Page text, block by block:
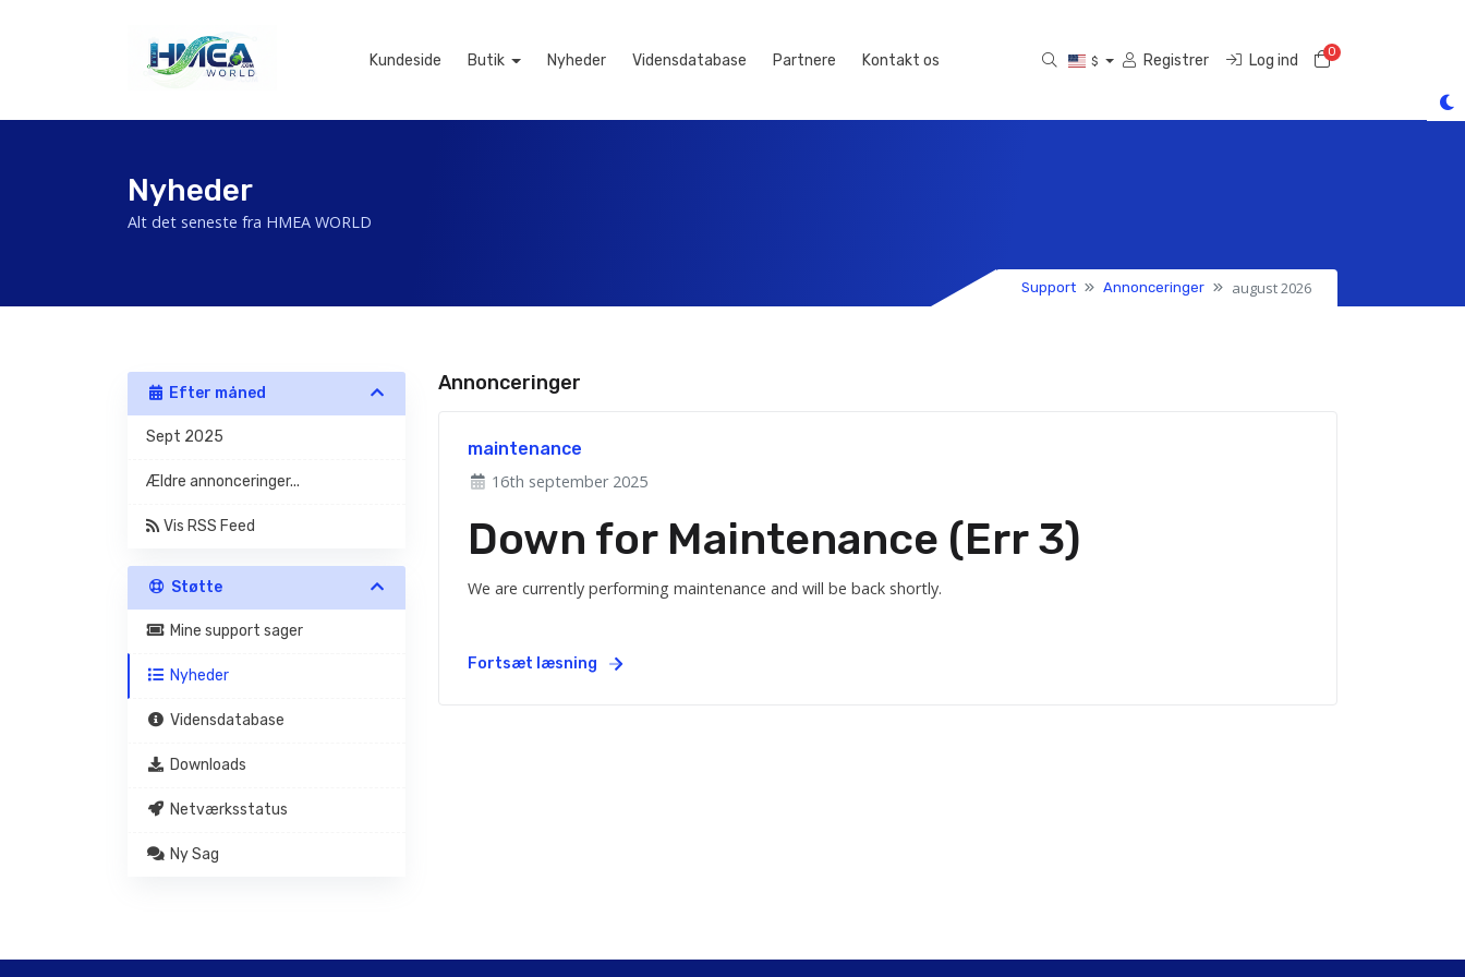
Kundeside Butik Nyheder Vidensdatabase Partnere Kontakt os $ Registrer Log ind 0Bestillingskurv
Nyheder
Alt det seneste fra HMEA WORLD
Support Annonceringer august 2026
Efter måned
Sept 2025
Ældre annonceringer...
Vis RSS Feed
Støtte
Mine support sager
Nyheder
Vidensdatabase
Downloads
Netværksstatus
Ny Sag
Annonceringer
maintenance
16th september 2025
Down for Maintenance (Err 3)
We are currently performing maintenance and will be back shortly.
Fortsæt læsning